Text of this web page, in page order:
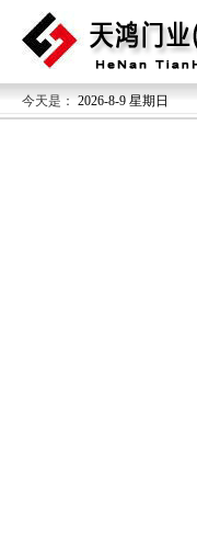
今天是： 2026-8-9 星期日